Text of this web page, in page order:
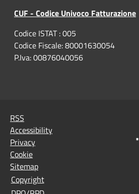
CUF - Codice Univoco Fatturazione
Codice ISTAT : 005
Codice Fiscale: 80001630054
P.Iva: 00876040056
RSS
Accessibility
Privacy
Cookie
Sitemap
Copyright
•